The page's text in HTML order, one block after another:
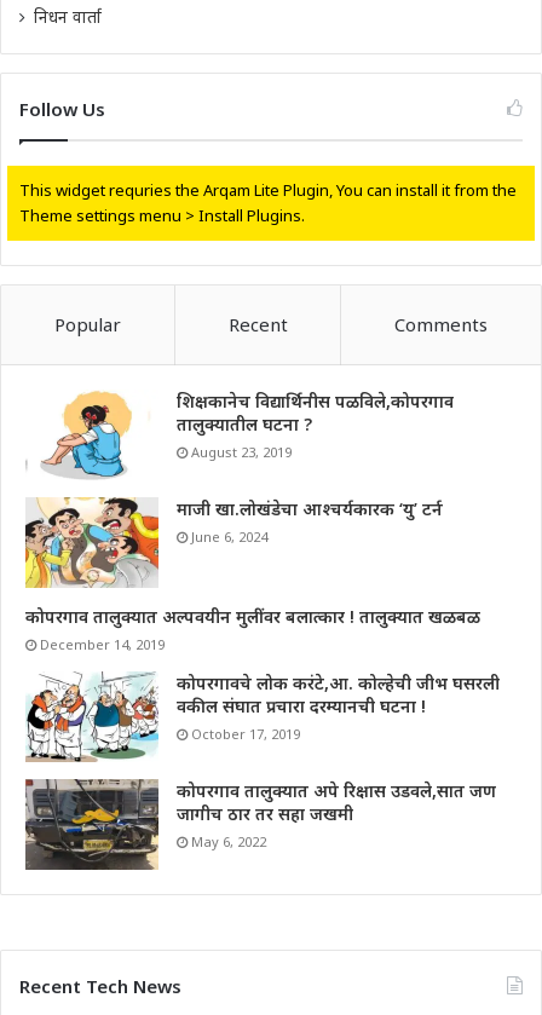
निधन वार्ता
Follow Us
This widget requries the Arqam Lite Plugin, You can install it from the
Theme settings menu > Install Plugins.
Popular Recent Comments
शिक्षकानेच विद्यार्थिनीस पळविले,कोपरगाव
तालुक्यातील घटना ?
August 23, 2019
माजी खा.लोखंडेचा आश्चर्यकारक ‘यु’ टर्न
June 6, 2024
कोपरगाव तालुक्यात अल्पवयीन मुलींवर बलात्कार ! तालुक्यात खळबळ
December 14, 2019
कोपरगावचे लोक करंटे,आ. कोल्हेची जीभ घसरली
वकील संघात प्रचारा दरम्यानची घटना !
October 17, 2019
कोपरगाव तालुक्यात अपे रिक्षास उडवले,सात जण
जागीच ठार तर सहा जखमी
May 6, 2022
Recent Tech News